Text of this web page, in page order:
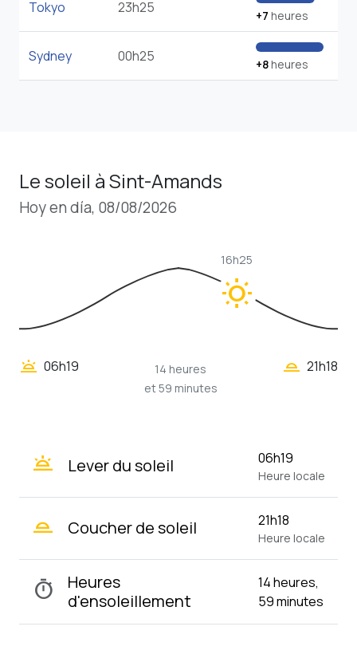
Tokyo 23h25 +7 heures
Sydney 00h25 +8heures
Le soleil à Sint-Amands
Hoy en día, 08/08/2026
wb_sunny
16h25
wb_twilight 06h19
14 heures
et 59 minutes
wb_twilight_2 21h18
wb_twilight Lever du soleil 06h19
Heure locale
wb_twilight_2 Coucher de soleil 21h18
Heure locale
timer
Heures
d'ensoleillement
14 heures,
59 minutes